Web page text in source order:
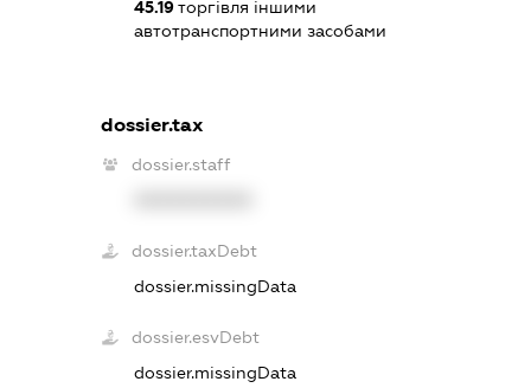
45.19торгівля іншими
автотранспортними засобами
dossier.tax
dossier.staff
dossier.taxDebt
dossier.missingData
dossier.esvDebt
dossier.missingData